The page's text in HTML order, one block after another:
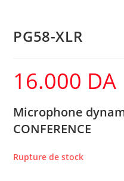
PG58-XLR
16.000 DA
Microphone
CONFERENCE
Rupture de stock